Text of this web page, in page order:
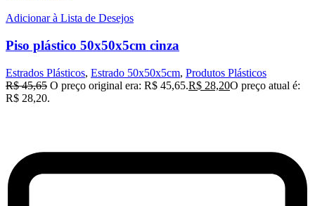
Adicionar à Lista de Desejos
Piso plástico 50x50x5cm cinza
Estrados Plásticos, Estrado 50x50x5cm, Produtos Plásticos
R$45,65 O preço original era: R$ 45,65.R$ 28,20O preço atual é:
R$ 28,20.